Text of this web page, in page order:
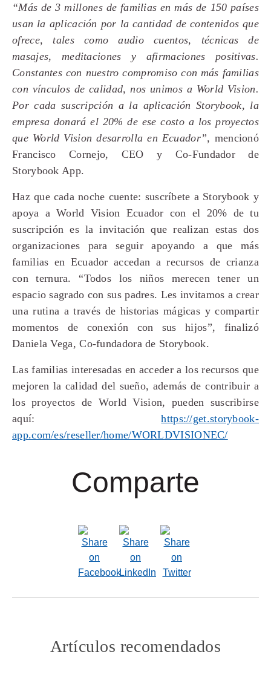
“Más de 3 millones de familias en más de 150 países
usan la aplicación por la cantidad de contenidos que
ofrece, tales como audio cuentos, técnicas de
masajes, meditaciones y afirmaciones positivas.
Constantes con nuestro compromiso con más familias
con vínculos de calidad, nos unimos a World Vision.
Por cada suscripción a la aplicación Storybook, la
empresa donará el 20% de ese costo a los proyectos
que World Vision desarrolla en Ecuador”, mencionó
Francisco Cornejo, CEO y Co-Fundador de
Storybook App.
Haz que cada noche cuente: suscríbete a Storybook y
apoya a World Vision Ecuador con el 20% de tu
suscripción es la invitación que realizan estas dos
organizaciones para seguir apoyando a que más
familias en Ecuador accedan a recursos de crianza
con ternura. “Todos los niños merecen tener un
espacio sagrado con sus padres. Les invitamos a crear
una rutina a través de historias mágicas y compartir
momentos de conexión con sus hijos”, finalizó
Daniela Vega, Co-fundadora de Storybook.
Las familias interesadas en acceder a los recursos que
mejoren la calidad del sueño, además de contribuir a
los proyectos de World Vision, pueden suscribirse
aquí:https://get.storybook-
app.com/es/reseller/home/WORLDVISIONEC/
Comparte
Artículos recomendados